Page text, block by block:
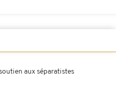
aux séparatistes